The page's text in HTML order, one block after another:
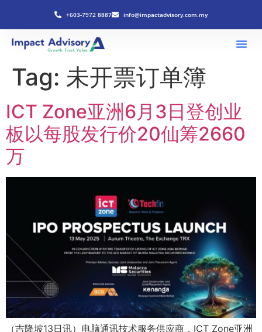
+603-7972 8887 info@impactadvisory.com.my
Tag: 未开票订单簿
ICT Zone亚洲6月3日登创业
板以每股发行价20仙筹2660
万
（吉隆坡13日讯）电脑通讯技术服务供应商，ICT Zone亚洲